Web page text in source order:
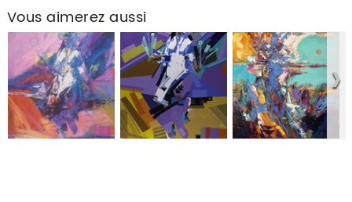
Vous aimerez aussi